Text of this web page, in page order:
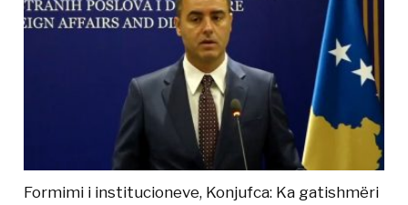
Formimi i institucioneve, Konjufca: Ka gatishmëri